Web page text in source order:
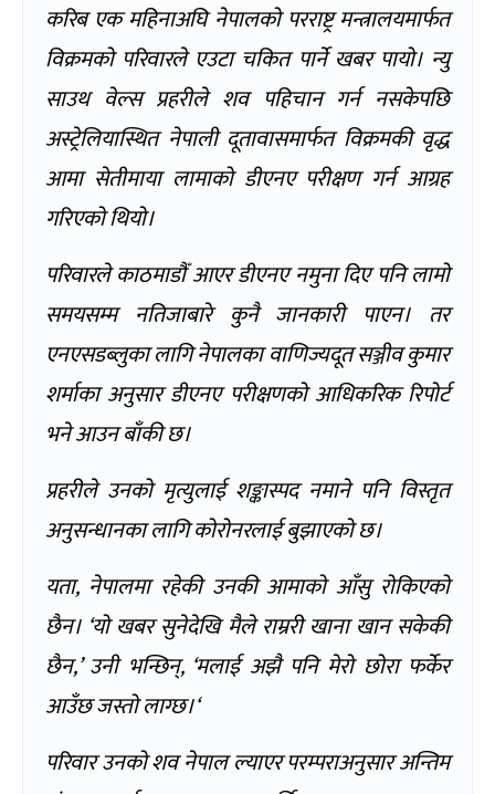
करिब एक महिनाअघि नेपालको परराष्ट्र मन्त्रालयमार्फत
विक्रमको परिवारले एउटा चकित पार्ने खबर पायो। न्यु
साउथ वेल्स प्रहरीले शव पहिचान गर्न नसकेपछि
अस्ट्रेलियास्थित नेपाली दूतावासमार्फत विक्रमकी वृद्ध
आमा सेतीमाया लामाको डीएनए परीक्षण गर्न आग्रह
गरिएको थियो।
परिवारले काठमाडौँ आएर डीएनए नमुना दिए पनि लामो
समयसम्म नतिजाबारे कुनै जानकारी पाएन। तर
एनएसडब्लुका लागि नेपालका वाणिज्यदूत सञ्जीव कुमार
शर्माका अनुसार डीएनए परीक्षणको आधिकरिक रिपोर्ट
भने आउन बाँकी छ।
प्रहरीले उनको मृत्युलाई शङ्कास्पद नमाने पनि विस्तृत
अनुसन्धानका लागि कोरोनरलाई बुझाएको छ।
यता, नेपालमा रहेकी उनकी आमाको आँसु रोकिएको
छैन। ‘यो खबर सुनेदेखि मैले राम्ररी खाना खान सकेकी
छैन,’उनी भन्छिन्, ‘मलाई अझै पनि मेरो छोरा फर्केर
आउँछ जस्तो लाग्छ।‘
परिवार उनको शव नेपाल ल्याएर परम्पराअनुसार अन्तिम